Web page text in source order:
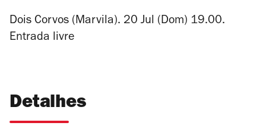
Dois Corvos (Marvila). 20 Jul (Dom) 19.00.
Entrada livre
Detalhes